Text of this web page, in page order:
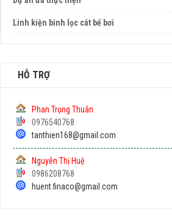
Linh kiện bình lọc cát bể bơi
HỖ TRỢ
Phan Trọng Thuân
0976540768
tanthien168@gmail.com
Nguyễn Thị Huệ
0986208768
huent.finaco@gmail.com